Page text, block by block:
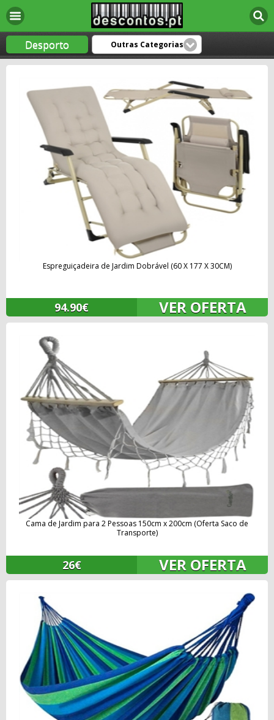
Desporto Outras Categorias
Espreguiçadeira de Jardim Dobrável (60 X 177 X 30CM)
94.90€ VER OFERTA
Cama de Jardim para 2 Pessoas 150cm x 200cm (Oferta Saco de
Transporte)
26€ VER OFERTA